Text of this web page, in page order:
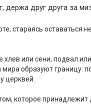
держа друг друга за
стараясь
или сени, подвал
образуют границу:
церквей.
которое